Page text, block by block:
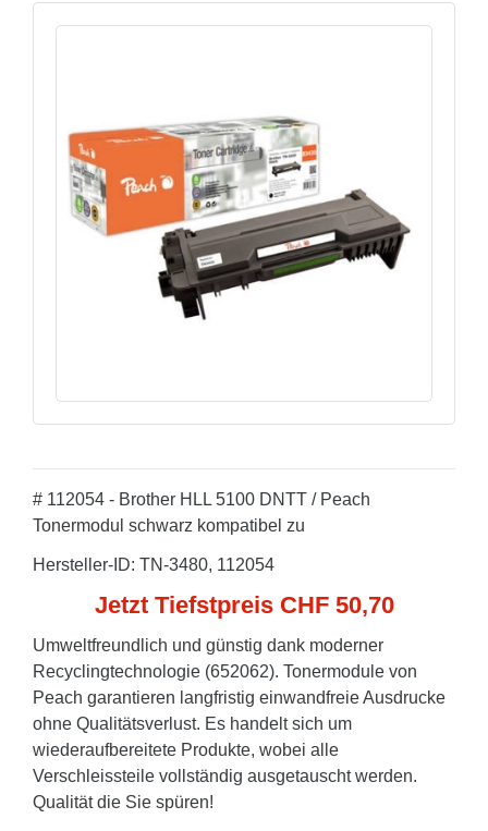
# 112054 - Brother HLL 5100 DNTT / Peach
Tonermodul schwarz kompatibel zu
Hersteller-ID: TN-3480, 112054
Jetzt Tiefstpreis CHF 50,70
Umweltfreundlich und günstig dank moderner
Recyclingtechnologie (652062). Tonermodule von
Peach garantieren langfristig einwandfreie Ausdrucke
ohne Qualitätsverlust. Es handelt sich um
wiederaufbereitete Produkte, wobei alle
Verschleissteile vollständig ausgetauscht werden.
Qualität die Sie spüren!